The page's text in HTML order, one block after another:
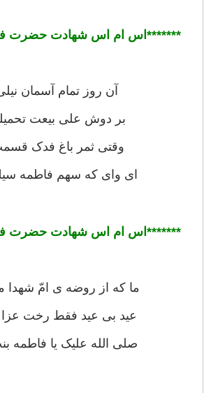
*******اس ام اس شهادت حضرت
آن روز تمام آسمان
بر دوش علی بیعت
وقتی ثمر باغ فدک
ای وای که سهم فاطمه
*******اس ام اس شهادت حضرت
ما که از روضه ی امّ شهدا
عید بی عید فقط رخت عزا
صلی الله علیک یا فاطمه